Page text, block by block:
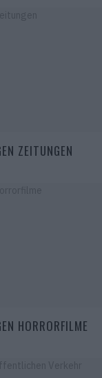
ZEITUNGEN
HORRORFILME